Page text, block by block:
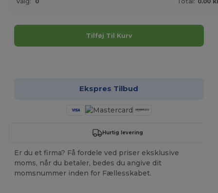
Tilføj Til Kurv
Ekspres Tilbud
Hurtig levering
Er du et firma? Få fordele ved priser eksklusive
moms, når du betaler, bedes du angive dit
momsnummer inden for Fællesskabet.